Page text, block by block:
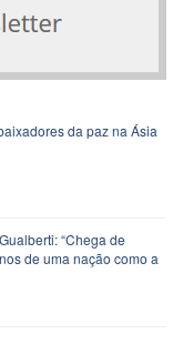
da paz na Ásia
“Chega de
de uma nação como a